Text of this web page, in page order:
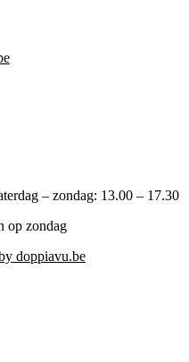
– zondag: 13.00 – 17.30
op zondag
doppiavu.be